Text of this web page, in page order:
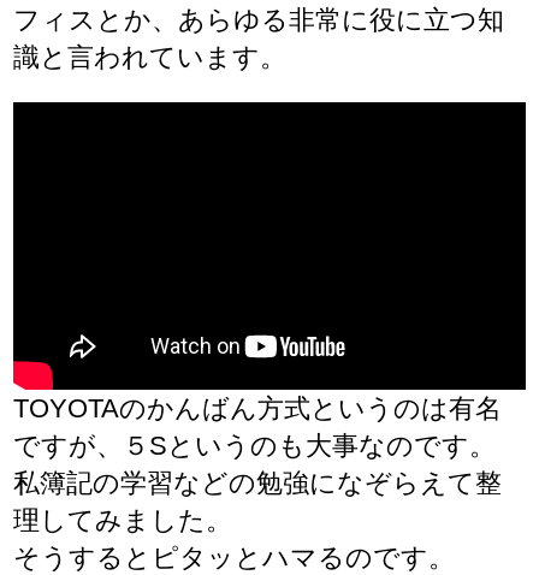
フィスとか、あらゆる非常に役に立つ知
識と言われています。
TOYOTAのかんばん方式というのは有名
ですが、５Sというのも大事なのです。
私簿記の学習などの勉強になぞらえて整
理してみました。
そうするとピタッとハマるのです。